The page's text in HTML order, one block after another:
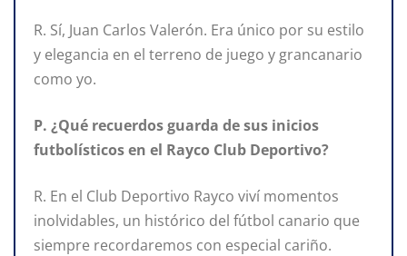
R. Sí, Juan Carlos Valerón. Era único por su estilo
y elegancia en el terreno de juego y grancanario
como yo.
P. ¿Qué recuerdos guarda de sus inicios
futbolísticos en el Rayco Club Deportivo?
R. En el Club Deportivo Rayco viví momentos
inolvidables, un histórico del fútbol canario que
siempre recordaremos con especial cariño.